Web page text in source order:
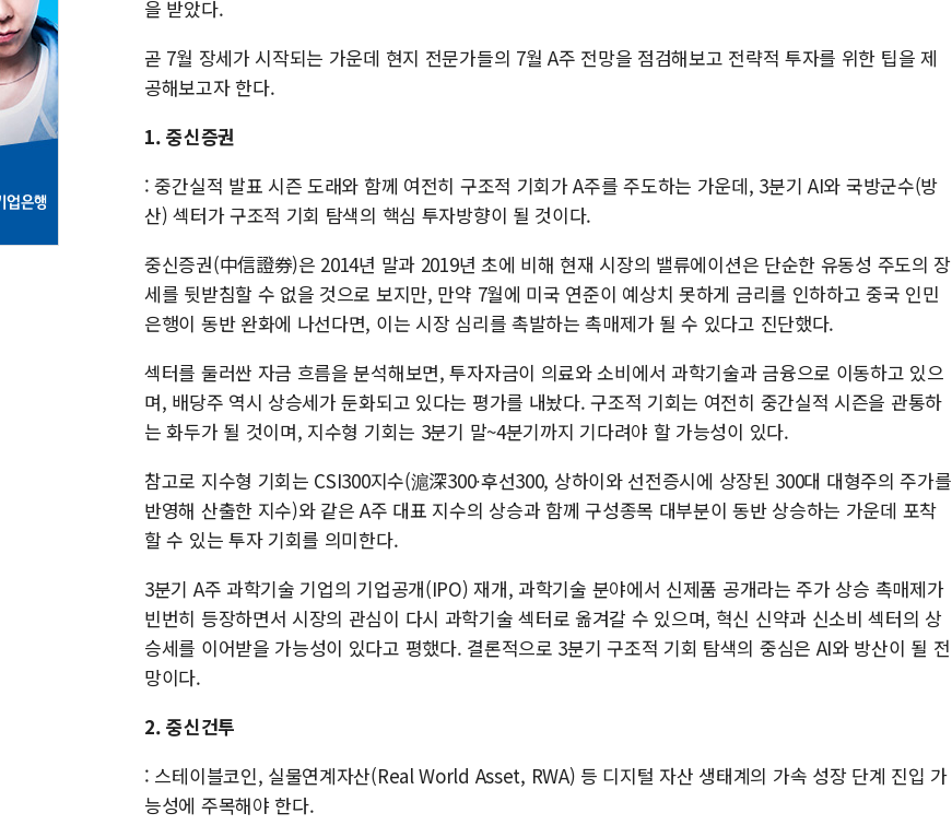
을 받았다.
곧 7월 장세가 시작되는 가운데 현지 전문가들의 7월 A주 전망을 점검해보고 전략적 투자를 위한 팁을 제
공해보고자 한다.
1. 중신증권
: 중간실적 발표 시즌 도래와 함께 여전히 구조적 기회가 A주를 주도하는 가운데, 3분기 AI와 국방군수(방
산) 섹터가 구조적 기회 탐색의 핵심 투자방향이 될 것이다.
중신증권(中信證券)은 2014년 말과 2019년 초에 비해 현재 시장의 밸류에이션은 단순한 유동성 주도의 장
세를 뒷받침할 수 없을 것으로 보지만, 만약 7월에 미국 연준이 예상치 못하게 금리를 인하하고 중국 인민
은행이 동반 완화에 나선다면, 이는 시장 심리를 촉발하는 촉매제가 될 수 있다고 진단했다.
섹터를 둘러싼 자금 흐름을 분석해보면, 투자자금이 의료와 소비에서 과학기술과 금융으로 이동하고 있으
며, 배당주 역시 상승세가 둔화되고 있다는 평가를 내놨다. 구조적 기회는 여전히 중간실적 시즌을 관통하
는 화두가 될 것이며, 지수형 기회는 3분기 말~4분기까지 기다려야 할 가능성이 있다.
참고로 지수형 기회는 CSI300지수(滬深300∙후선300, 상하이와 선전증시에 상장된 300대 대형주의 주가를
반영해 산출한 지수)와 같은 A주 대표 지수의 상승과 함께 구성종목 대부분이 동반 상승하는 가운데 포착
할 수 있는 투자 기회를 의미한다.
3분기 A주 과학기술 기업의 기업공개(IPO) 재개, 과학기술 분야에서 신제품 공개라는 주가 상승 촉매제가
빈번히 등장하면서 시장의 관심이 다시 과학기술 섹터로 옮겨갈 수 있으며, 혁신 신약과 신소비 섹터의 상
승세를 이어받을 가능성이 있다고 평했다. 결론적으로 3분기 구조적 기회 탐색의 중심은 AI와 방산이 될 전
망이다.
2. 중신건투
: 스테이블코인, 실물연계자산(Real World Asset, RWA) 등 디지털 자산 생태계의 가속 성장 단계 진입 가
능성에 주목해야 한다.